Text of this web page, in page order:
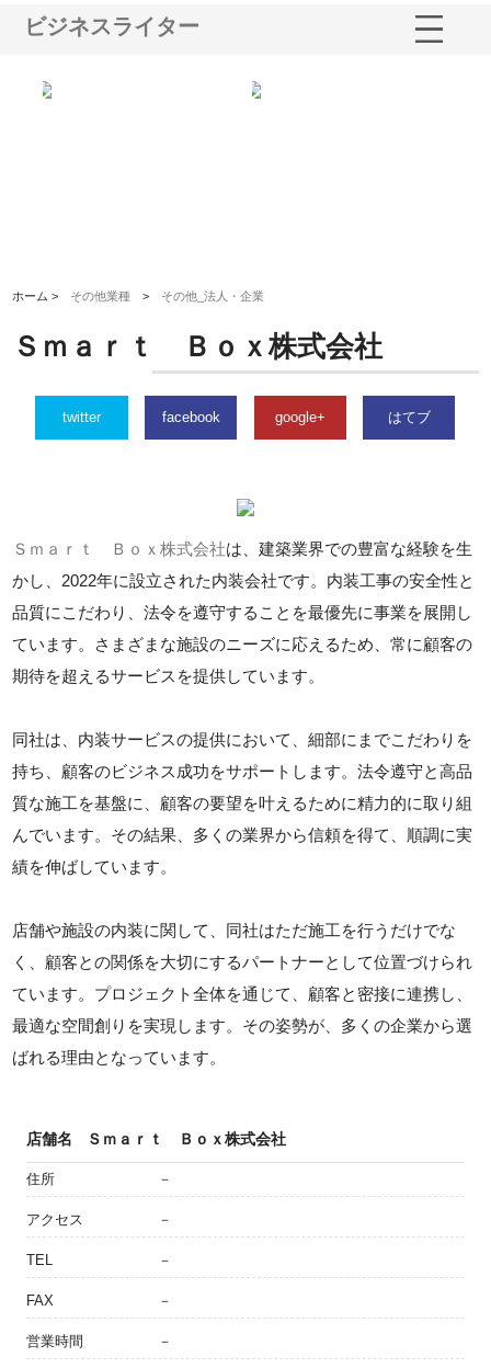
ビジネスライター
ホーム > その他業種 > その他_法人・企業
Ｓｍａｒｔ Ｂｏｘ株式会社
twitter facebook google+ はてブ
Ｓｍａｒｔ Ｂｏｘ株式会社は、建築業界での豊富な経験を生
かし、2022年に設立された内装会社です。内装工事の安全性と
品質にこだわり、法令を遵守することを最優先に事業を展開し
ています。さまざまな施設のニーズに応えるため、常に顧客の
期待を超えるサービスを提供しています。
同社は、内装サービスの提供において、細部にまでこだわりを
持ち、顧客のビジネス成功をサポートします。法令遵守と高品
質な施工を基盤に、顧客の要望を叶えるために精力的に取り組
んでいます。その結果、多くの業界から信頼を得て、順調に実
績を伸ばしています。
店舗や施設の内装に関して、同社はただ施工を行うだけでな
く、顧客との関係を大切にするパートナーとして位置づけられ
ています。プロジェクト全体を通じて、顧客と密接に連携し、
最適な空間創りを実現します。その姿勢が、多くの企業から選
ばれる理由となっています。
店舗名 Ｓｍａｒｔ Ｂｏｘ株式会社
住所 －
アクセス －
TEL －
FAX －
営業時間 －